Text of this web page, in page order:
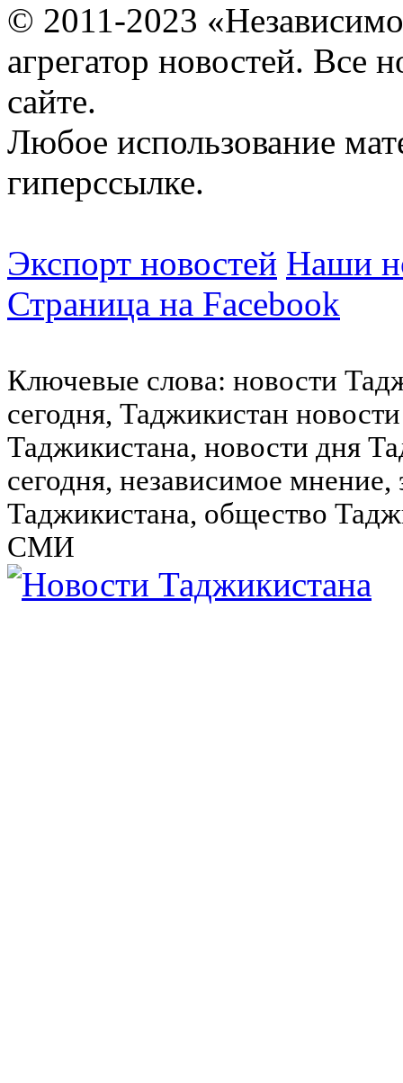
© 2011-2023
агрегатор новостей. Все
сайте.
Любое использование
гиперссылке.
Экспорт новостей Наши
Страница на Facebook
Ключевые слова: новости
сегодня, Таджикистан
Таджикистана, новости дня
сегодня, независимое
Таджикистана, общество
СМИ